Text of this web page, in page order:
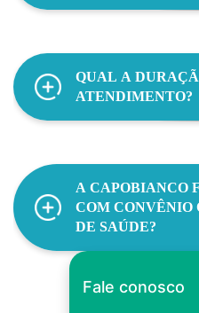
QUAL A
ATENDIMENTO?
A CAPOBIANCO
COM CONVÊNIO
DE SAÚDE?
Fale conosco